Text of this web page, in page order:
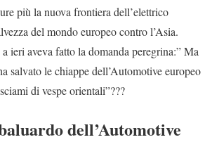
più la nuova frontiera dell’elettrico
del mondo europeo contro l’Asia.
ieri aveva fatto la domanda peregrina:” Ma
salvato le chiappe dell’Automotive europeo
di vespe orientali”???
dell’Automotive